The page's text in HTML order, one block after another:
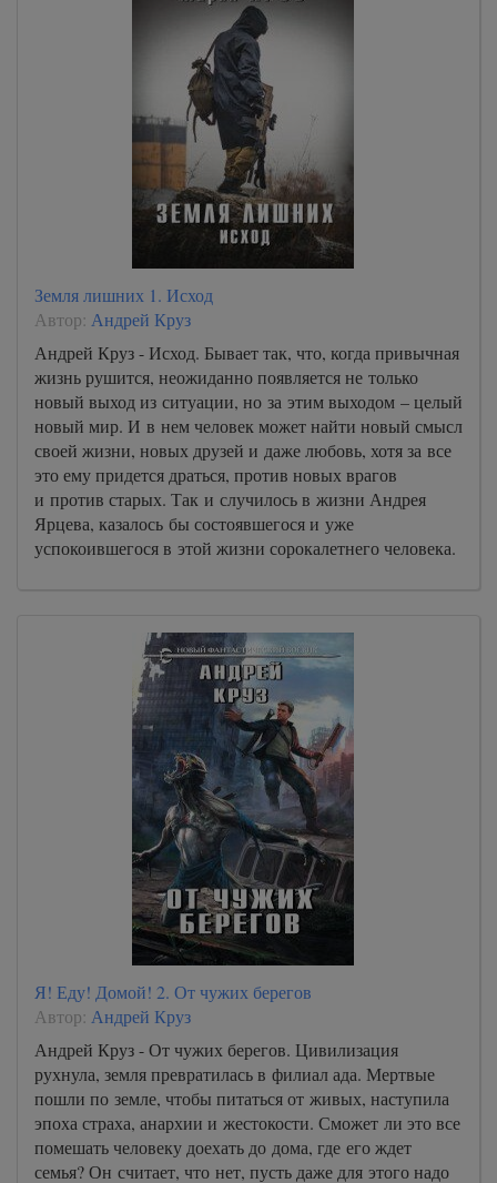
Земля лишних 1. Исход
Автор: Андрей Круз
Андрей Круз - Исход. Бывает так, что, когда привычная
жизнь рушится, неожиданно появляется не только
новый выход из ситуации, но за этим выходом – целый
новый мир. И в нем человек может найти новый смысл
своей жизни, новых друзей и даже любовь, хотя за все
это ему придется драться, против новых врагов
и против старых. Так и случилось в жизни Андрея
Ярцева, казалось бы состоявшегося и уже
успокоившегося в этой жизни сорокалетнего человека.
Я! Еду! Домой! 2. От чужих берегов
Автор: Андрей Круз
Андрей Круз - От чужих берегов. Цивилизация
рухнула, земля превратилась в филиал ада. Мертвые
пошли по земле, чтобы питаться от живых, наступила
эпоха страха, анархии и жестокости. Сможет ли это все
помешать человеку доехать до дома, где его ждет
семья? Он считает, что нет, пусть даже для этого надо